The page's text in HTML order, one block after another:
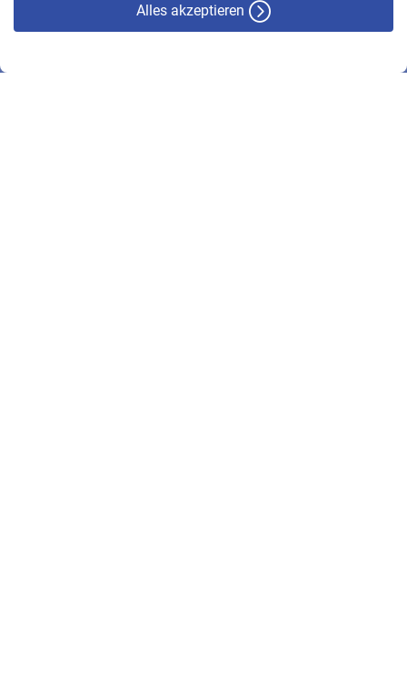
Alles akzeptieren
© VBL 2026